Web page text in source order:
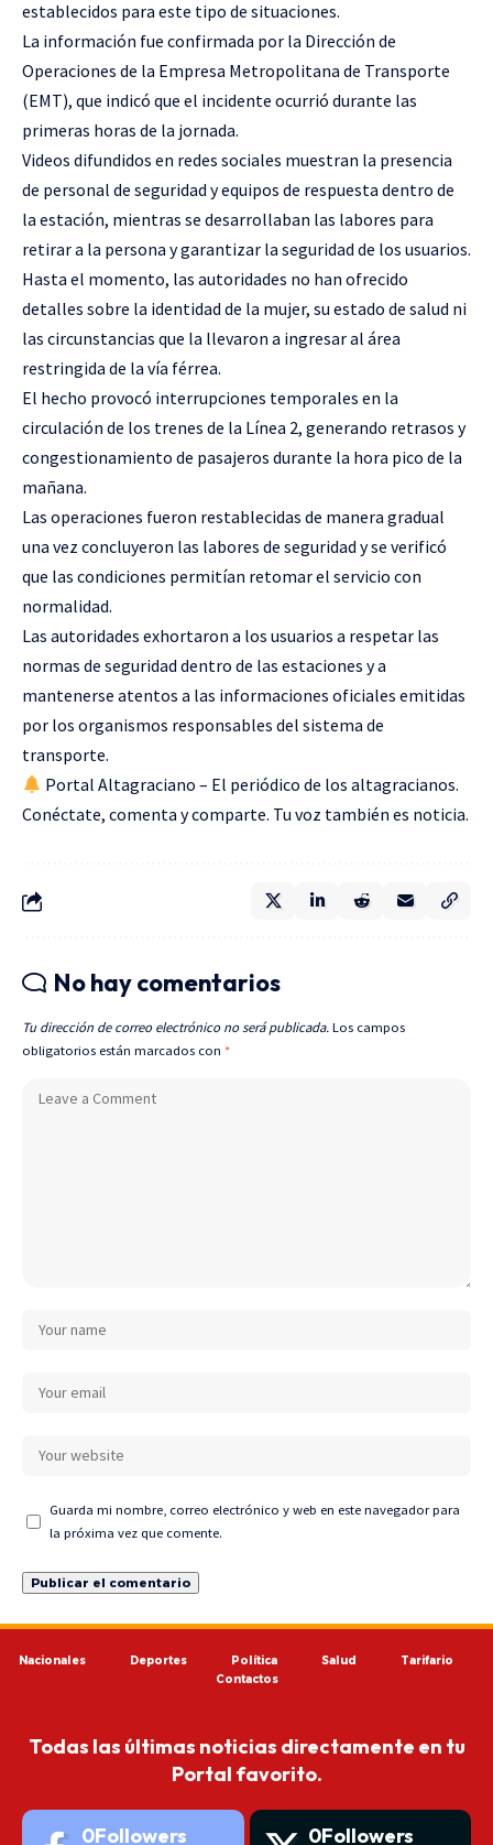
establecidos para este tipo de situaciones.
La información fue confirmada por la Dirección de
Operaciones de la Empresa Metropolitana de Transporte
(EMT), que indicó que el incidente ocurrió durante las
primeras horas de la jornada.
Videos difundidos en redes sociales muestran la presencia
de personal de seguridad y equipos de respuesta dentro de
la estación, mientras se desarrollaban las labores para
retirar a la persona y garantizar la seguridad de los usuarios.
Hasta el momento, las autoridades no han ofrecido
detalles sobre la identidad de la mujer, su estado de salud ni
las circunstancias que la llevaron a ingresar al área
restringida de la vía férrea.
El hecho provocó interrupciones temporales en la
circulación de los trenes de la Línea 2, generando retrasos y
congestionamiento de pasajeros durante la hora pico de la
mañana.
Las operaciones fueron restablecidas de manera gradual
una vez concluyeron las labores de seguridad y se verificó
que las condiciones permitían retomar el servicio con
normalidad.
Las autoridades exhortaron a los usuarios a respetar las
normas de seguridad dentro de las estaciones y a
mantenerse atentos a las informaciones oficiales emitidas
por los organismos responsables del sistema de
transporte.
Portal Altagraciano – El periódico de los altagracianos.
Conéctate, comenta y comparte. Tu voz también es noticia.
No hay comentarios
Tu dirección de correo electrónico no será publicada. Los campos
obligatorios están marcados con *
Guarda mi nombre, correo electrónico y web en este navegador para
la próxima vez que comente.
Nacionales Deportes Política Salud
Tarifario
Contactos
Todas las últimas noticias directamente en tu
Portal favorito.
0Followers 0Followers